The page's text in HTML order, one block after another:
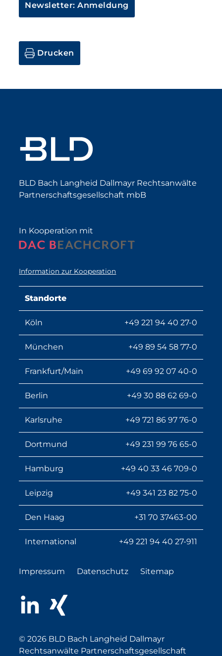
Newsletter: Anmeldung
Drucken
BLD Bach Langheid Dallmayr Rechtsanwälte
Partnerschaftsgesellschaft mbB
In Kooperation mit
Information zur Kooperation
Standorte
Köln +49 221 94 40 27-0
München +49 89 54 58 77-0
Frankfurt/Main +49 69 92 07 40-0
Berlin +49 30 88 62 69-0
Karlsruhe +49 721 86 97 76-0
Dortmund +49 231 99 76 65-0
Hamburg +49 40 33 46 709-0
Leipzig +49 341 23 82 75-0
Den Haag +31 70 37463-00
International +49 221 94 40 27-911
Impressum Datenschutz Sitemap
LinkedIn
© 2026 BLD Bach Langheid Dallmayr
Rechtsanwälte Partnerschaftsgesellschaft